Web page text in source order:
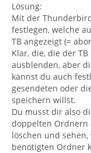
Lösung:
Mit der
festlegen, welche
TB angezeigt (=
Klar, die, die der
ausblenden, aber
kannst du auch
gesendeten oder
speichern willst.
Du musst dir also
doppelten Ordnern
löschen und
benötigten Ordner